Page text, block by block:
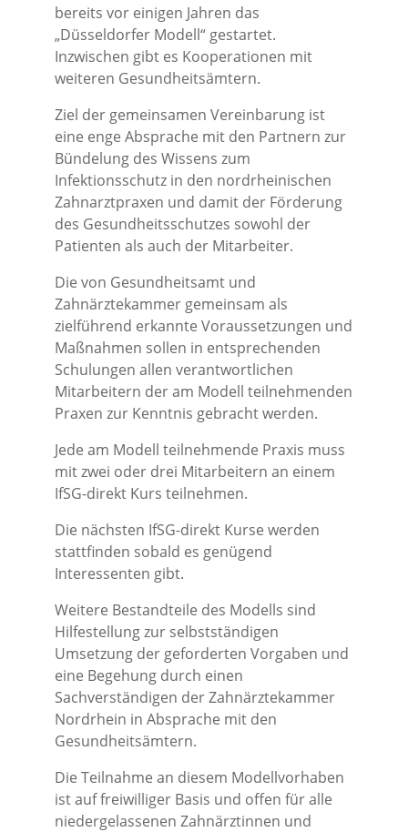
bereits vor einigen Jahren das
„Düsseldorfer Modell“ gestartet.
Inzwischen gibt es Kooperationen mit
weiteren Gesundheitsämtern.
Ziel der gemeinsamen Vereinbarung ist
eine enge Absprache mit den Partnern zur
Bündelung des Wissens zum
Infektionsschutz in den nordrheinischen
Zahnarztpraxen und damit der Förderung
des Gesundheitsschutzes sowohl der
Patienten als auch der Mitarbeiter.
Die von Gesundheitsamt und
Zahnärztekammer gemeinsam als
zielführend erkannte Voraussetzungen und
Maßnahmen sollen in entsprechenden
Schulungen allen verantwortlichen
Mitarbeitern der am Modell teilnehmenden
Praxen zur Kenntnis gebracht werden.
Jede am Modell teilnehmende Praxis muss
mit zwei oder drei Mitarbeitern an einem
IfSG-direkt Kurs teilnehmen.
Die nächsten IfSG-direkt Kurse werden
stattfinden sobald es genügend
Interessenten gibt.
Weitere Bestandteile des Modells sind
Hilfestellung zur selbstständigen
Umsetzung der geforderten Vorgaben und
eine Begehung durch einen
Sachverständigen der Zahnärztekammer
Nordrhein in Absprache mit den
Gesundheitsämtern.
Die Teilnahme an diesem Modellvorhaben
ist auf freiwilliger Basis und offen für alle
niedergelassenen Zahnärztinnen und